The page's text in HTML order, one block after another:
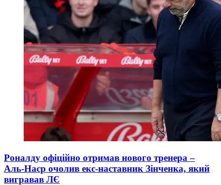
Роналду офіційно отримав нового тренера –
Аль-Наср очолив екс-наставник Зінченка, який
вигравав ЛЄ